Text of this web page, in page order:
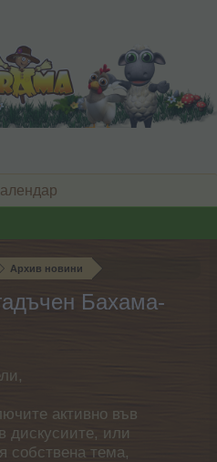
Архив новини
Бахама-
активно във
дискусиите, или
собствена тема,